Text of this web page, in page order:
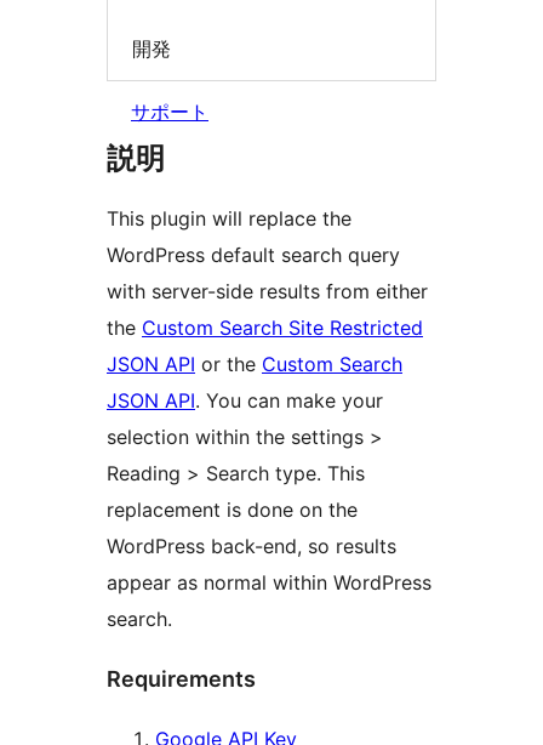
開発
サポート
説明
This plugin will replace the
WordPress default search query
with server-side results from either
the Custom Search Site Restricted
JSON API or the Custom Search
JSON API. You can make your
selection within the settings >
Reading > Search type. This
replacement is done on the
WordPress back-end, so results
appear as normal within WordPress
search.
Requirements
Google API Key